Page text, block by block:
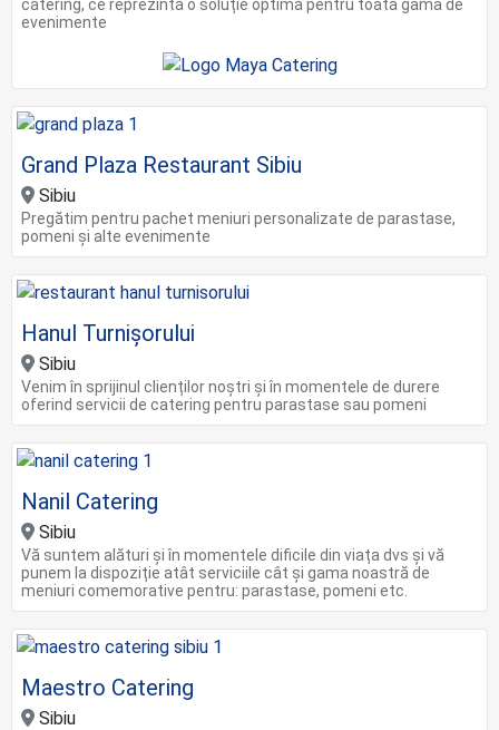
catering, ce reprezintă o soluție optimă pentru toată gama de
evenimente
Grand Plaza Restaurant Sibiu
Sibiu
Pregătim pentru pachet meniuri personalizate de parastase,
pomeni și alte evenimente
Hanul Turnișorului
Sibiu
Venim în sprijinul clienților noștri și în momentele de durere
oferind servicii de catering pentru parastase sau pomeni
Nanil Catering
Sibiu
Vă suntem alături și în momentele dificile din viața dvs și vă
punem la dispoziție atât serviciile cât și gama noastră de
meniuri comemorative pentru: parastase, pomeni etc.
Maestro Catering
Sibiu